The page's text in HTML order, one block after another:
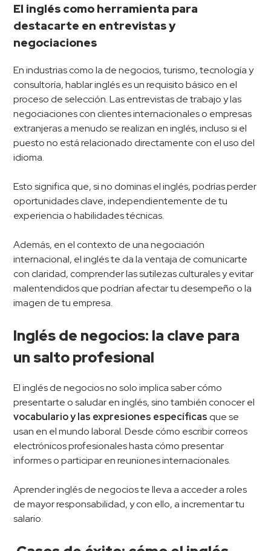
El inglés como herramienta para
destacarte en entrevistas y
negociaciones
En industrias como la de negocios, turismo, tecnología y
consultoría, hablar inglés es un requisito básico en el
proceso de selección. Las entrevistas de trabajo y las
negociaciones con clientes internacionales o empresas
extranjeras a menudo se realizan en inglés, incluso si el
puesto no está relacionado directamente con el uso del
idioma.
Esto significa que, si no dominas el inglés, podrías perder
oportunidades clave, independientemente de tu
experiencia o habilidades técnicas.
Además, en el contexto de una negociación
internacional, el inglés te da la ventaja de comunicarte
con claridad, comprender las sutilezas culturales y evitar
malentendidos que podrían afectar tu desempeño o la
imagen de tu empresa.
Inglés de negocios: la clave para
un salto profesional
El inglés de negocios no solo implica saber cómo
presentarte o saludar en inglés, sino también conocer el
vocabulario y las expresiones específicas que se
usan en el mundo laboral. Desde cómo escribir correos
electrónicos profesionales hasta cómo presentar
informes o participar en reuniones internacionales.
Aprender inglés de negocios te lleva a acceder a roles
de mayor responsabilidad, y con ello, a incrementar tu
salario.